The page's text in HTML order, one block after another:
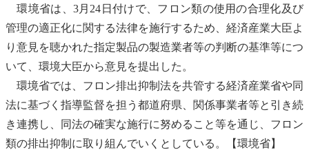
環境省は、3月24日付けで、 フロン類の使用の合理化及び
管理の適正化に関する法律を施行するため、経済産業大臣よ
り意見を聴かれた指定製品の製造業者等の判断の基準等につ
いて、環境大臣から意見を提出した。
環境省では、 フロン排出抑制法を共管する経済産業省や同
法に基づく指導監督を担う都道府県、関係事業者等と引き続
き連携し、同法の確実な施行に努めること等を通じ、 フロン
類の排出抑制に取り組んでいくとしている。【環境省】